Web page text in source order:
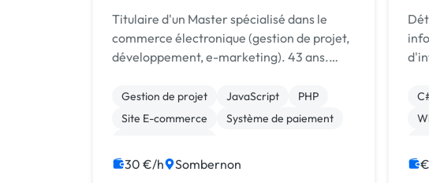
Titulaire d'un Master spécialisé dans le
commerce électronique (gestion de projet,
développement, e-marketing). 43 ans.
de sites internet – projets personnels
Réalisation complète de
Gestion de projet JavaScript
PHP
Site E-commerce
Système de paiement
Développement spécifique
30 €/h Sombernon